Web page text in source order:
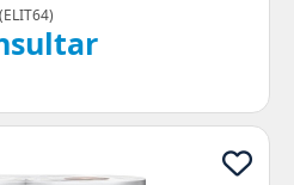
(ELIT64)